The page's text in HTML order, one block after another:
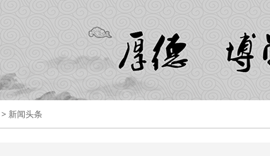
> 新闻头条